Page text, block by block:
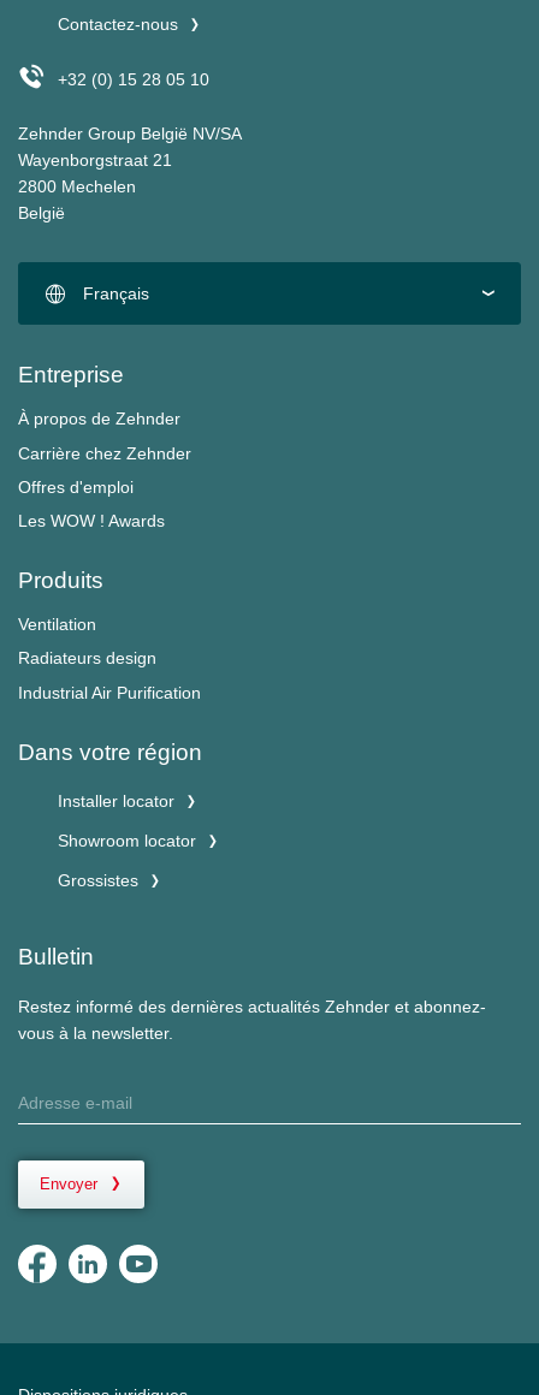
Contactez-nous
+32 (0) 15 28 05 10
Zehnder Group België NV/SA
Wayenborgstraat 21
2800 Mechelen
België
Français
Entreprise
À propos de Zehnder
Carrière chez Zehnder
Offres d'emploi
Les WOW ! Awards
Produits
Ventilation
Radiateurs design
Industrial Air Purification
Dans votre région
Installer locator
Showroom locator
Grossistes
Bulletin
Restez informé des dernières actualités Zehnder et abonnez-
vous à la newsletter.
Envoyer